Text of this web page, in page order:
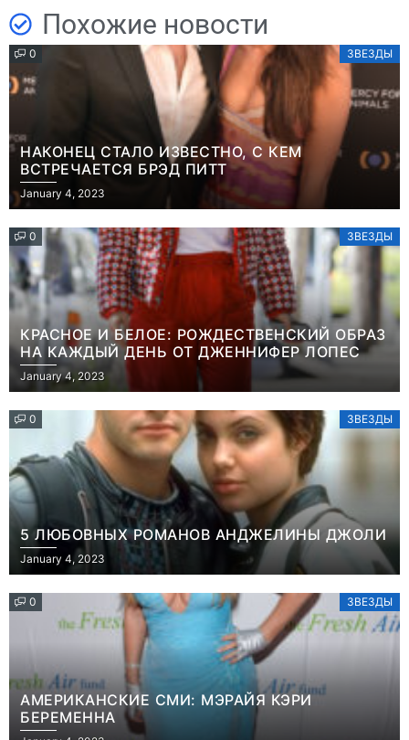
Похожие новости
0 ЗВЕЗДЫ
НАКОНЕЦ СТАЛО ИЗВЕСТНО, С КЕМ
ВСТРЕЧАЕТСЯ БРЭД ПИТТ
January 4, 2023
0 ЗВЕЗДЫ
КРАСНОЕ И БЕЛОЕ: РОЖДЕСТВЕНСКИЙ ОБРАЗ
НА КАЖДЫЙ ДЕНЬ ОТ ДЖЕННИФЕР ЛОПЕС
January 4, 2023
0 ЗВЕЗДЫ
5 ЛЮБОВНЫХ РОМАНОВ АНДЖЕЛИНЫ ДЖОЛИ
January 4, 2023
0 ЗВЕЗДЫ
АМЕРИКАНСКИЕ СМИ: МЭРАЙЯ КЭРИ
БЕРЕМЕННА
Игры